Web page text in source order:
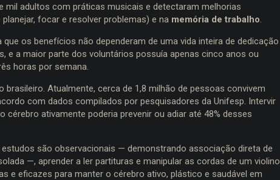
adultos com práticas musicais e detectaram melhorias
planejar, focar e resolver problemas) e na memória de trabalho
os benefícios não dependeram de uma vida inteira de dedicação
e a maior parte dos voluntários possuía apenas cinco anos ou
horas por semana.
Atualmente, cerca de 1,8 milhão de pessoas convivem
com dados compilados por pesquisadores da Unifesp. Intervir
ativamente poderia prevenir ou adiar até 48% desses
são observacionais — demonstrando associação direta de
—, aprender a ler partituras e manipular as cordas de um violino
e eficazes para manter o cérebro ativo, plástico e saudável em